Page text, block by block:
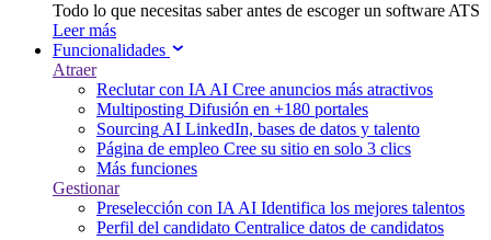
Todo lo que necesitas saber antes de escoger un software ATS
Leer más
Funcionalidades
Atraer
Reclutar con IA AI Cree anuncios más atractivos
Multiposting Difusión en +180 portales
Sourcing AI LinkedIn, bases de datos y talento
Página de empleo Cree su sitio en solo 3 clics
Más funciones
Gestionar
Preselección con IA AI Identifica los mejores talentos
Perfil del candidato Centralice datos de candidatos